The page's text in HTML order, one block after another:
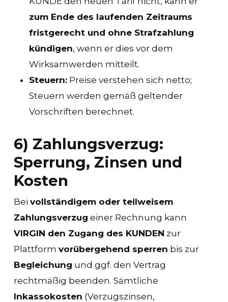
zum Ende des laufenden Zeitraums
fristgerecht und ohne Strafzahlung
kündigen, wenn er dies vor dem
Wirksamwerden mitteilt.
Steuern:Preise verstehen sich netto;
Steuern werden gemäß geltender
Vorschriften berechnet.
6) Zahlungsverzug:
Sperrung, Zinsen und
Kosten
Bei vollständigem oder teilweisem
Zahlungsverzug einer Rechnung kann
VIRGIN den Zugang des KUNDEN zur
Plattform vorübergehend sperren bis zur
Begleichung und ggf. den Vertrag
rechtmäßig beenden. Sämtliche
Inkassokosten (Verzugszinsen,